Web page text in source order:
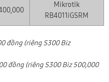
Mikrotik
RB4011iGSRM
đồng (riêng S300 Biz
đồng (riêng S300 Biz 500,000